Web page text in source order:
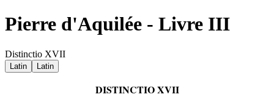
Pierre d'Aquilée - Livre III
Distinctio XVII
Latin Latin
DISTINCTIOXVII